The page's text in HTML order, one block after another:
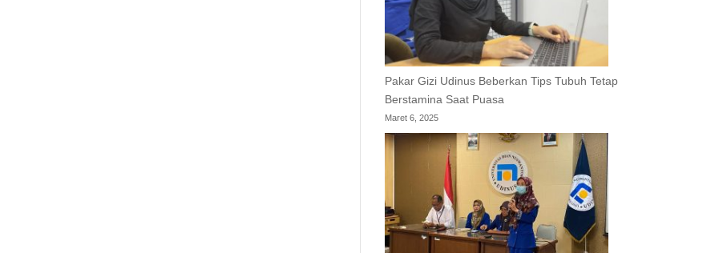
Pakar Gizi Udinus Beberkan Tips Tubuh Tetap
Berstamina Saat Puasa
Maret 6, 2025